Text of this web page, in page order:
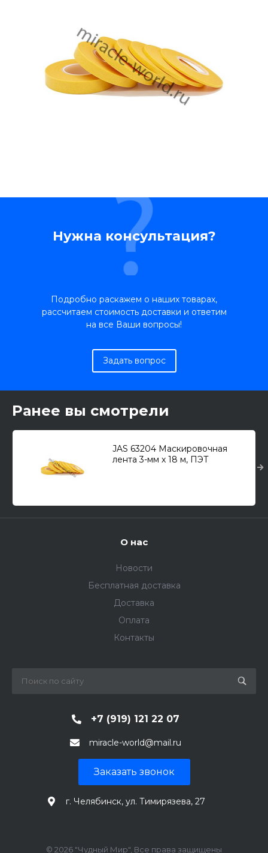
Нужна консультация?
Подробно раскажем о наших товарах,
рассчитаем стоимость доставки и ответим
на все Ваши вопросы!
Задать вопрос
Ранее вы смотрели
JAS 63204 Маскировочная
лента 3-мм х 18 м, ПЭТ
О нас
Новости
Бесплатная доставка
Доставка
Оплата
Контакты
+7 (919) 121 22 07
miracle-world@mail.ru
Заказать звонок
г. Челябинск, ул. Тимирязева, 27
© 2026 "Чудный Мир", Все права защищены